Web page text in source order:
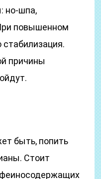
но-шпа,
повышенном
причины
быть, попить
Стоит